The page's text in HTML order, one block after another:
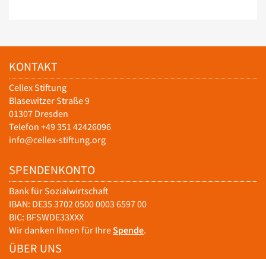
KONTAKT
Cellex Stiftung
Blasewitzer Straße 9
01307 Dresden
Telefon +49 351 42426096
info@cellex-stiftung.org
SPENDENKONTO
Bank für Sozialwirtschaft
IBAN: DE35 3702 0500 0003 6597 00
BIC: BFSWDE33XXX
Wir danken Ihnen für IhreSpende.
ÜBER UNS